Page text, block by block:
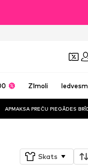
Zīmoli
APMAKSA PREČU PIEGĀDES
Skats